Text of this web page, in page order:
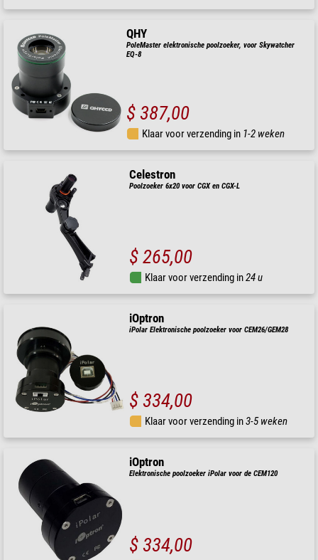
QHY
PoleMaster elektronische poolzoeker, voor Skywatcher
EQ-8
$ 387,00
Klaar voor verzending in 1-2 weken
Celestron
Poolzoeker 6x20 voor CGX en CGX-L
$ 265,00
Klaar voor verzending in24 u
iOptron
iPolar Elektronische poolzoeker voor CEM26/GEM28
$ 334,00
Klaar voor verzending in3-5 weken
iOptron
Elektronische poolzoeker iPolar voor de CEM120
$ 334,00